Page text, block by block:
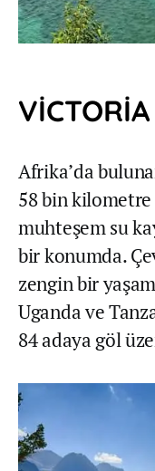
Afrika’da
58 bin
muhteşem su
bir konumda.
zengin bir
Uganda ve
84 adaya göl